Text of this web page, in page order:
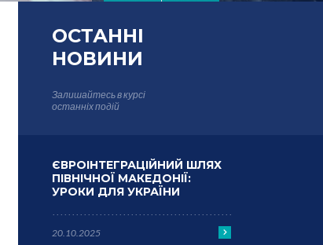
ОСТАННІ
НОВИНИ
Залишайтесь в курсі
останніх подій
ЄВРОІНТЕГРАЦІЙНИЙ ШЛЯХ
ПІВНІЧНОЇ МАКЕДОНІЇ:
УРОКИ ДЛЯ УКРАЇНИ
20.10.2025